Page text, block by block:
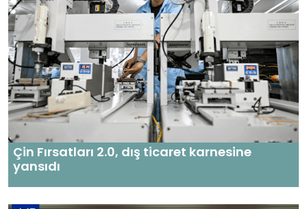
Çin Fırsatları 2.0, dış ticaret karnesine
yansıdı